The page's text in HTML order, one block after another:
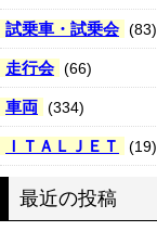
試乗車・試乗会 (83)
走行会 (66)
車両 (334)
ＩＴＡＬＪＥＴ (19)
最近の投稿